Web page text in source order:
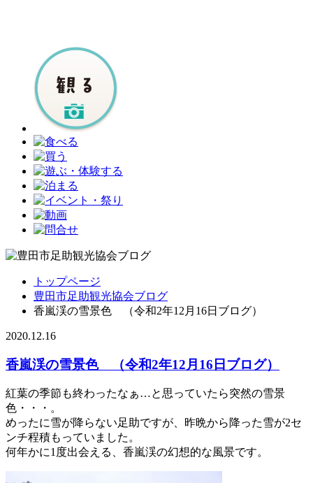
トップページ
豊田市足助観光協会ブログ
香嵐渓の雪景色 （令和2年12月16日ブログ）
2020.12.16
香嵐渓の雪景色 （令和2年12月16日ブログ）
紅葉の季節も終わったなぁ…と思っていたら突然の雪景
色・・・。
めったに雪が降らない足助ですが、昨晩から降った雪が2セ
ンチ程積もっていました。
何年かに1度出会える、香嵐渓の幻想的な風景です。